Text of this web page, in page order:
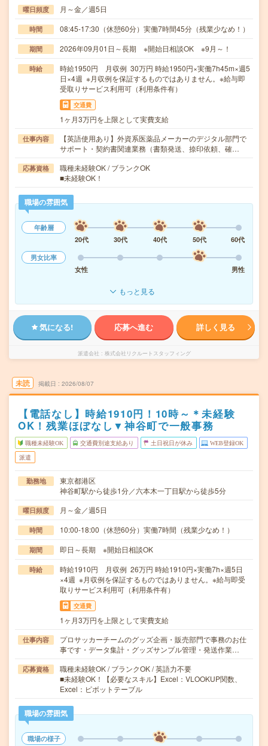
曜日頻度 月～金／週5日
時間 08:45-17:30（休憩60分）実働7時間45分（残業少なめ！）
期間 2026年09月01日～長期 ※開始日相談OK ※9月～！
時給
時給1950円 月収例 30万円 時給1950円×実働7h45m×週5
日×4週 ※月収例を保証するものではありません。※給与即
受取りサービス利用可（利用条件有）
交通費
1ヶ月3万円を上限として実費支給
仕事内容
【英語使用あり】外資系医薬品メーカーのデジタル部門で
サポート・契約書関連業務（書類発送、捺印依頼、確…
応募資格
職種未経験OK / ブランクOK
■未経験OK！
職場の雰囲気
年齢層
20代
30代 40代 50代
60代
男女比率
女性
男性
もっと見る
気になる! 応募へ進む 詳しく見る
派遣会社 株式会社リクルートスタッフィング
未読 掲載日 2026/08/07
【電話なし】時給1910円！10時～＊未経験
OK！残業ほぼなし▼神谷町で一般事務
職種未経験OK 交通費別途支給あり 土日祝日が休み WEB登録OK
派遣
勤務地
東京都港区
神谷町駅から徒歩1分／六本木一丁目駅から徒歩5分
曜日頻度 月～金／週5日
時間 10:00-18:00（休憩60分）実働7時間（残業少なめ！）
期間 即日～長期 ※開始日相談OK
時給
時給1910円 月収例 26万円 時給1910円×実働7h×週5日
×4週 ※月収例を保証するものではありません。※給与即受
取りサービス利用可（利用条件有）
交通費
1ヶ月3万円を上限として実費支給
仕事内容
プロサッカーチームのグッズ企画・販売部門で事務のお仕
事です・データ集計・グッズサンプル管理・発送作業…
応募資格
職種未経験OK / ブランクOK / 英語力不要
■未経験OK！【必要なスキル】Excel：VLOOKUP関数、
Excel：ピボットテーブル
職場の雰囲気
職場の様子